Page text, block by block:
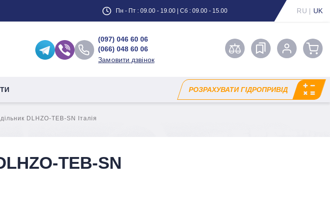
Пн - Пт : 09.00 - 19.00 | Сб : 09.00 - 15.00 RU | UK
(097) 046 60 06
(066) 048 60 06
Замовити дзвінок
РОЗРАХУВАТИ ГІДРОПРИВІД
DLHZO-TEB-SN Італія
TEB-SN